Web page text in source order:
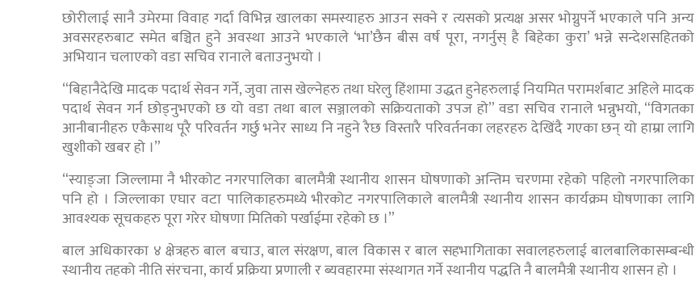
छोरीलाई सानै उमेरमा विवाह गर्दा विभिन्न खालका समस्याहरु आउन सक्ने र त्यसको प्रत्यक्ष असर भोग्नुपर्ने भएकाले पनि अन्य
अवसरहरुबाट समेत बञ्चित हुने अवस्था आउने भएकाले ‘भा’छैन बीस वर्ष पूरा, नगर्नुस् है बिहेका कुरा’ भन्ने सन्देशसहितको
अभियान चलाएको वडा सचिव रानाले बताउनुभयो ।
“बिहानैदेखि मादक पदार्थ सेवन गर्ने, जुवा तास खेल्नेहरु तथा घरेलु हिंशामा उद्धत हुनेहरुलाई नियमित परामर्शबाट अहिले मादक
पदार्थ सेवन गर्न छोड्नुभएको छ यो वडा तथा बाल सञ्जालको सक्रियताको उपज हो” वडा सचिव रानाले भन्नुभयो, “विगतका
आनीबानीहरु एकैसाथ पूरै परिवर्तन गर्छु भनेर साध्य नि नहुने रैछ विस्तारै परिवर्तनका लहरहरु देखिंदै गएका छन् यो हाम्रा लागि
खुशीको खबर हो ।”
“स्याङ्जा जिल्लामा नै भीरकोट नगरपालिका बालमैत्री स्थानीय शासन घोषणाको अन्तिम चरणमा रहेको पहिलो नगरपालिका
पनि हो । जिल्लाका एघार वटा पालिकाहरुमध्ये भीरकोट नगरपालिकाले बालमैत्री स्थानीय शासन कार्यक्रम घोषणाका लागि
आवश्यक सूचकहरु पूरा गरेर घोषणा मितिको पर्खाईमा रहेको छ ।”
बाल अधिकारका ४ क्षेत्रहरु बाल बचाउ, बाल संरक्षण, बाल विकास र बाल सहभागिताका सवालहरुलाई बालबालिकासम्बन्धी
स्थानीय तहको नीति संरचना, कार्य प्रक्रिया प्रणाली र ब्यवहारमा संस्थागत गर्ने स्थानीय पद्धति नै बालमैत्री स्थानीय शासन हो ।